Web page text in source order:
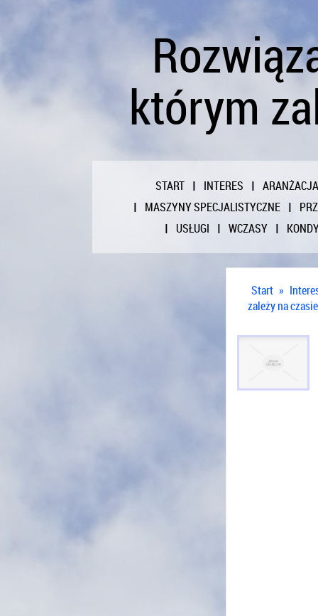
którym
START INTERES
ARANŻACJA
MASZYNY SPECJALISTYCZNE
USŁUGI
WCZASY
Start »
zależy na czasie